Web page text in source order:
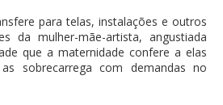
para telas, instalações e outros
da mulher-mãe-artista, angustiada
que a maternidade confere a elas
sobrecarrega com demandas no